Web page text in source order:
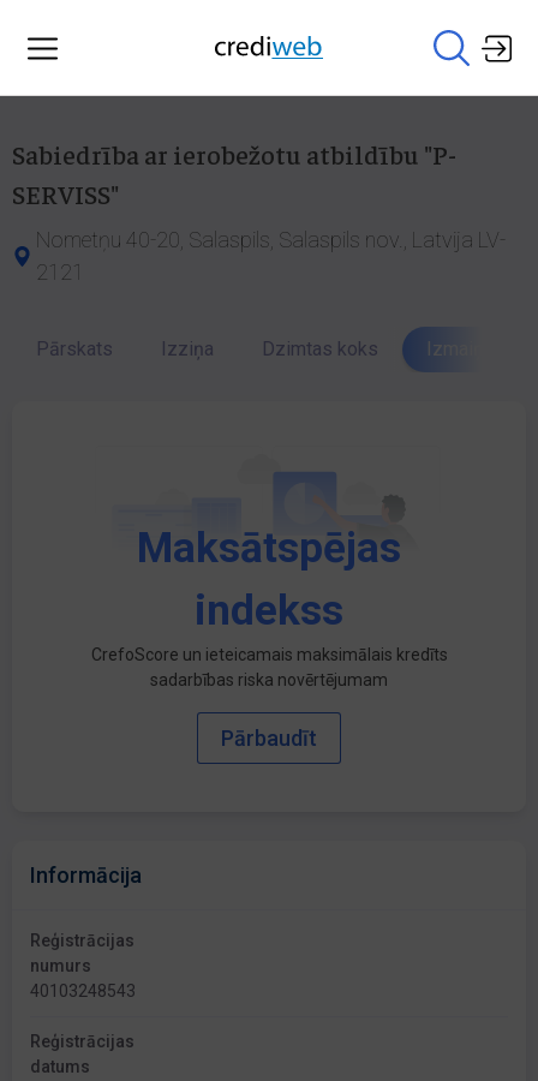
Sabiedrība ar ierobežotu atbildību "P-
SERVISS"
Nometņu 40-20, Salaspils, Salaspils nov., Latvija LV-
2121
Pārskats Izziņa Dzimtas koks Izmaiņu
Maksātspējas
indekss
CrefoScore un ieteicamais maksimālais kredīts
sadarbības riska novērtējumam
Pārbaudīt
Informācija
Reģistrācijas
numurs
40103248543
Reģistrācijas
datums